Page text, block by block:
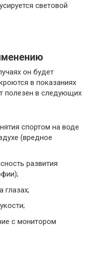
световой
он будет
в показаниях
полезен в следующих
спортом на воде
(вредное
развития
глазах;
с монитором